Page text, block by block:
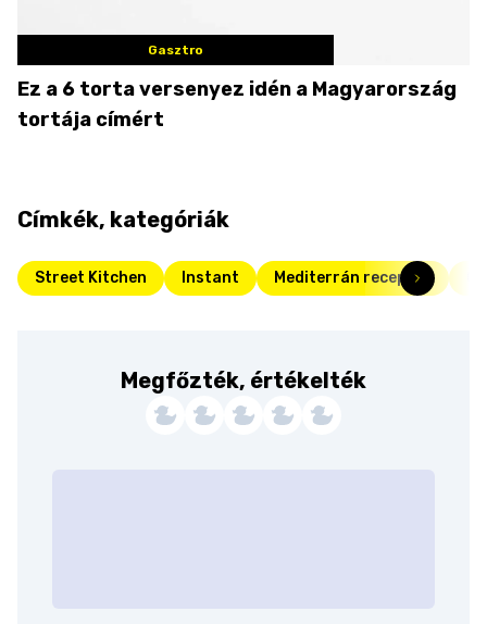
Gasztro
Ez a 6 torta versenyez idén a Magyarország
tortája címért
Címkék, kategóriák
Street Kitchen Instant Mediterrán receptek
Megfőzték, értékelték